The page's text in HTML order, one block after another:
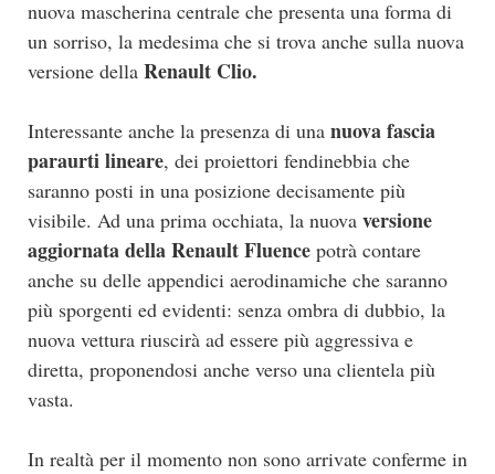
nuova mascherina centrale che presenta una forma di
un sorriso, la medesima che si trova anche sulla nuova
versione della Renault Clio.
Interessante anche la presenza di una nuova fascia
paraurti lineare, dei proiettori fendinebbia che
saranno posti in una posizione decisamente più
visibile. Ad una prima occhiata, la nuova versione
aggiornata della Renault Fluence potrà contare
anche su delle appendici aerodinamiche che saranno
più sporgenti ed evidenti: senza ombra di dubbio, la
nuova vettura riuscirà ad essere più aggressiva e
diretta, proponendosi anche verso una clientela più
vasta.
In realtà per il momento non sono arrivate conferme in